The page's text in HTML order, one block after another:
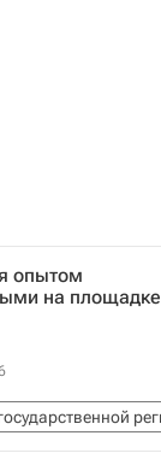
опытом
на площадке